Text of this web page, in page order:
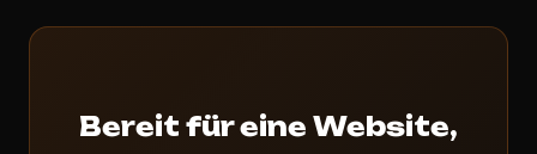
Bereit für eine Website,